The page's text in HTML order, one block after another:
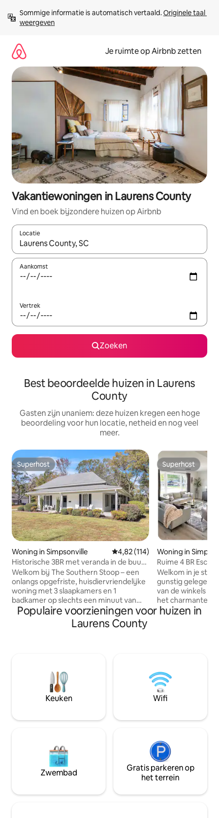
direct
naar
Sommige informatie is automatisch vertaald. Originele taal
weergeven
Je ruimte op Airbnb zetten
Vakantiewoningen in Laurens County
Vind en boek bijzondere huizen op Airbnb
Locatie
Wanneer er suggesties beschikbaar zijn, maak je een keuze
Aankomst
Vertrek
Zoeken
Best beoordeelde huizen in Laurens
County
Gasten zijn unaniem: deze huizen kregen een hoge
beoordeling voor hun locatie, netheid en nog veel
meer.
Superhost
Superhost
Woning in Simpsonville Gemiddelde beoordeling van
4,82 (114)
Historische 3BR met veranda in de buurt
van het centrum
Welkom bij The Southern Stoop – een
onlangs opgefriste, huisdiervriendelijke
woning met 3 slaapkamers en 1
badkamer op slechts een minuut van
het centrum van Simpsonville en op
twintig minuten van het centrum van
Greenville. Geniet van een ruim terrein
comfortabele slaapkamers. Perfect
gelegen in de buurt van lokale
restaurants, winkels en parken, is het je
ideale uitvalsbasis voor een zuidelijk
ontvangen!
Superhost
Superhost
Woning in
Ruime 4 BR
de buurt van het
Welkom in je
gunstig gelegen
van de winkels
het charmante
Simpsonville en
van Greenville en
wat je dagelijks nodig
met een grote
andere huis met
Populaire voorzieningen voor huizen in
Laurens County
Keuken Wifi
Zwembad
Gratis parkeren op
het terrein